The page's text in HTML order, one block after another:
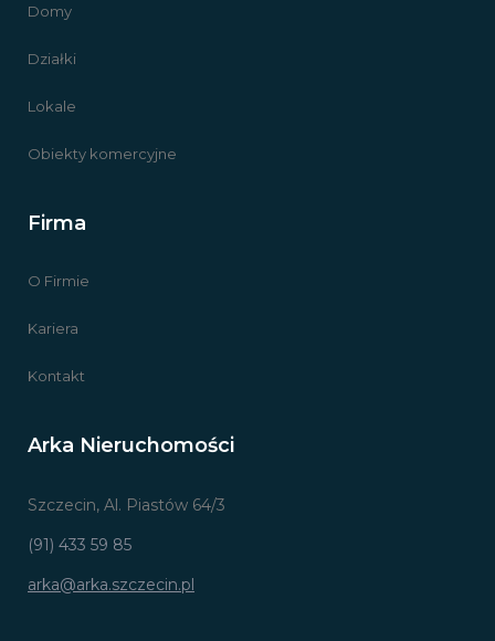
Domy
Działki
Lokale
Obiekty komercyjne
Firma
O Firmie
Kariera
Kontakt
Arka Nieruchomości
Szczecin, Al. Piastów 64/3
(91) 433 59 85
arka@arka.szczecin.pl